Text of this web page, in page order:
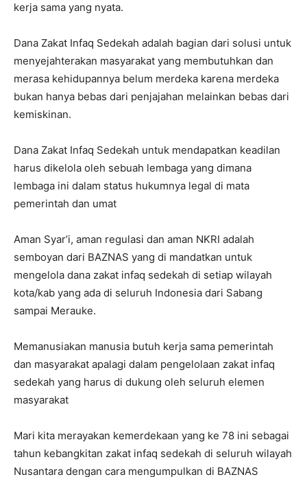
kerja sama yang nyata.
Dana Zakat Infaq Sedekah adalah bagian dari solusi untuk
menyejahterakan masyarakat yang membutuhkan dan
merasa kehidupannya belum merdeka karena merdeka
bukan hanya bebas dari penjajahan melainkan bebas dari
kemiskinan.
Dana Zakat Infaq Sedekah untuk mendapatkan keadilan
harus dikelola oleh sebuah lembaga yang dimana
lembaga ini dalam status hukumnya legal di mata
pemerintah dan umat
Aman Syar’i, aman regulasi dan aman NKRI adalah
semboyan dari BAZNAS yang di mandatkan untuk
mengelola dana zakat infaq sedekah di setiap wilayah
kota/kab yang ada di seluruh Indonesia dari Sabang
sampai Merauke.
Memanusiakan manusia butuh kerja sama pemerintah
dan masyarakat apalagi dalam pengelolaan zakat infaq
sedekah yang harus di dukung oleh seluruh elemen
masyarakat
Mari kita merayakan kemerdekaan yang ke 78 ini sebagai
tahun kebangkitan zakat infaq sedekah di seluruh wilayah
Nusantara dengan cara mengumpulkan di BAZNAS